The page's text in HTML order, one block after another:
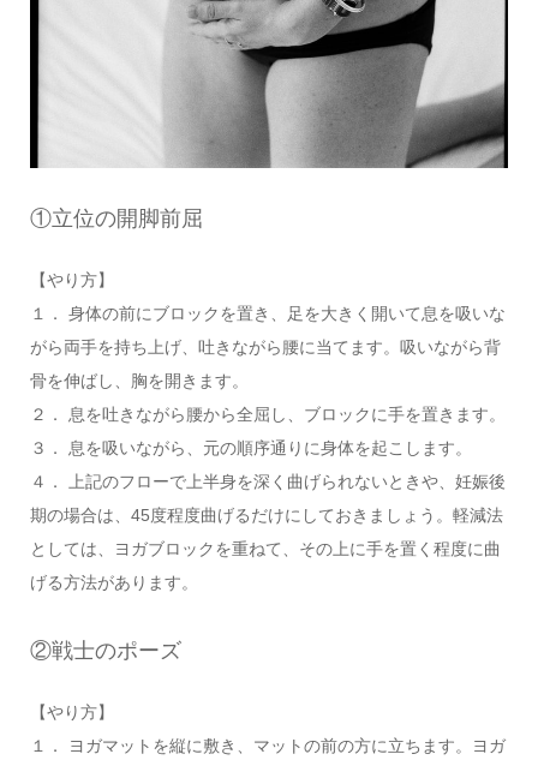
①立位の開脚前屈
【やり方】
１． 身体の前にブロックを置き、足を大きく開いて息を吸いな
がら両手を持ち上げ、吐きながら腰に当てます。吸いながら背
骨を伸ばし、胸を開きます。
２． 息を吐きながら腰から全屈し、ブロックに手を置きます。
３． 息を吸いながら、元の順序通りに身体を起こします。
４． 上記のフローで上半身を深く曲げられないときや、妊娠後
期の場合は、45度程度曲げるだけにしておきましょう。軽減法
としては、ヨガブロックを重ねて、その上に手を置く程度に曲
げる方法があります。
②戦士のポーズ
【やり方】
１． ヨガマットを縦に敷き、マットの前の方に立ちます。ヨガ